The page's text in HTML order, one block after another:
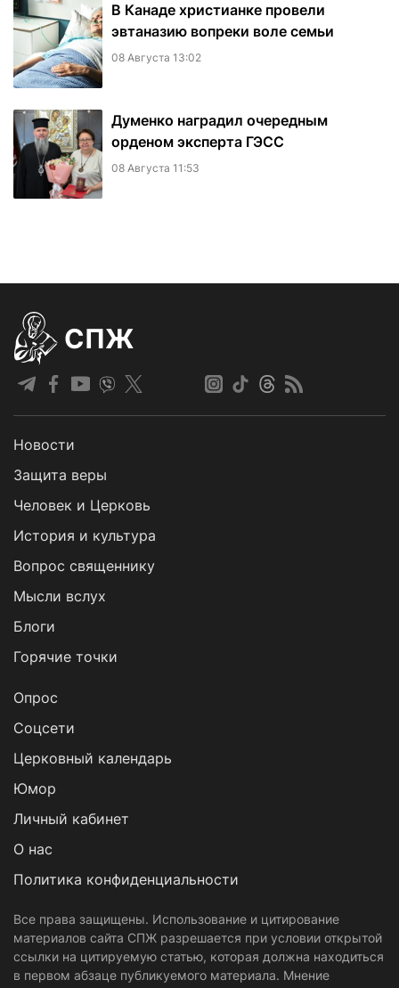
В Канаде христианке провели
эвтаназию вопреки воле семьи
08 Августа 13:02
Думенко наградил очередным
орденом эксперта ГЭСС
08 Августа 11:53
СПЖ
Новости
Защита веры
Человек и Церковь
История и культура
Вопрос священнику
Мысли вслух
Блоги
Горячие точки
Опрос
Cоцсети
Церковный календарь
Юмор
Личный кабинет
О нас
Политика конфиденциальности
Все права защищены. Использование и цитирование
материалов сайта СПЖ разрешается при условии открытой
ссылки на цитируемую статью, которая должна находиться
в первом абзаце публикуемого материала. Мнение